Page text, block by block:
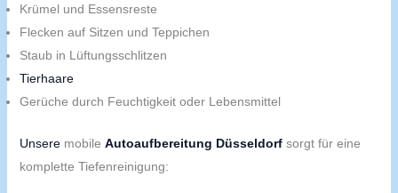
Krümel und Essensreste
Flecken auf Sitzen und Teppichen
Staub in Lüftungsschlitzen
Tierhaare
Gerüche durch Feuchtigkeit oder Lebensmittel
Unseremobile Autoaufbereitung Düsseldorfsorgt für eine
komplette Tiefenreinigung: